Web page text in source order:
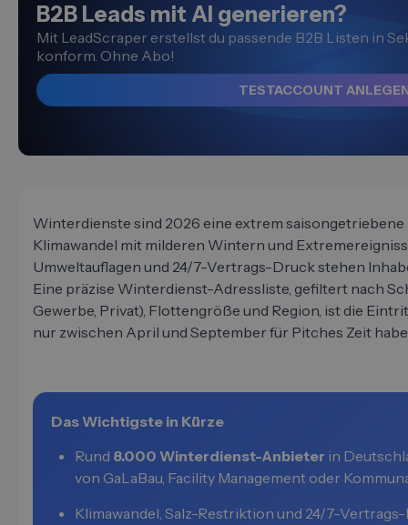
B2B Leads mit AI generieren?
Mit LeadScraper erstellst du passende B2B Listen in
konform. Ohne Abo!
TESTACCOUNT
Winterdienste sind 2026 eine extrem
Klimawandel mit milderen Wintern und
Umweltauflagen und 24/7-Vertrags-Druck stehen
Eine präzise Winterdienst-Adressliste, gefiltert nach
Gewerbe, Privat), Flottengröße und Region, ist die
nur zwischen April und September für Pitches Zeit
Das Wichtigste in Kürze
Rund 8.000 Winterdienst-Anbieter in
von GaLaBau, Facility Management oder
Klimawandel, Salz-Restriktion und 24/7-